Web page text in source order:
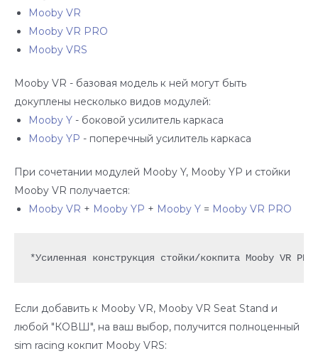
Mooby VR
Mooby VR PRO
Mooby VRS
Mooby VR - базовая модель к ней могут быть
докуплены несколько видов модулей:
Mooby Y - боковой усилитель каркаса
Mooby YP - поперечный усилитель каркаса
При сочетании модулей Mooby Y, Mooby YP и стойки
Mooby VR получается:
Mooby VR + Mooby YP + Mooby Y = Mooby VR PRO
*Усиленная конструкция стойки/кокпита Mooby VR
Если добавить к Mooby VR, Mooby VR Seat Stand и
любой "КОВШ", на ваш выбор, получится полноценный
sim racing кокпит Mooby VRS: